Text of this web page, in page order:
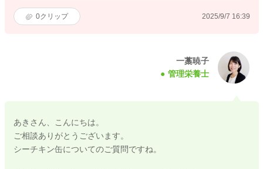
0クリップ 2025/9/7 16:39
一藁暁子
管理栄養士
あきさん、こんにちは。
ご相談ありがとうございます。
シーチキン缶についてのご質問ですね。